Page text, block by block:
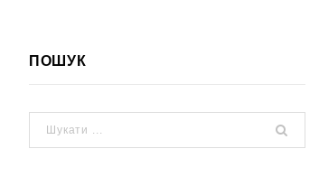
ПОШУК